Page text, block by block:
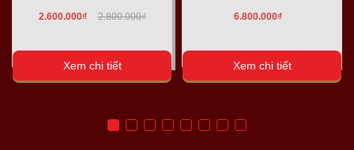
2.600.000₫ 2.800.000₫
Xem chi tiết
6.800.000₫
Xem chi tiết